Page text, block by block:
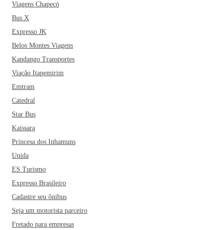
Viagens Chapecó
Bus X
Expresso JK
Belos Montes Viagens
Kandango Transportes
Viação Itapemirim
Emtram
Catedral
Star Bus
Kaissara
Princesa dos Inhamuns
Unida
ES Turismo
Expresso Brasileiro
Cadastre seu ônibus
Seja um motorista parceiro
Fretado para empresas